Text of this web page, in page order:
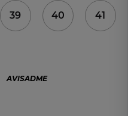
39 40 41
AVISADME